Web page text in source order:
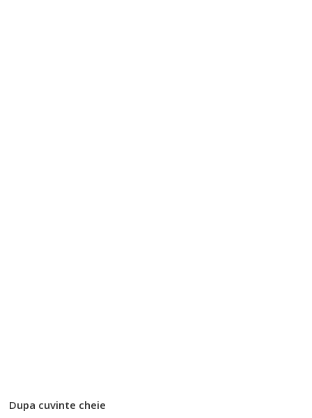
Dupa cuvinte cheie